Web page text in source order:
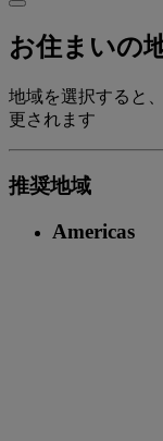
お住まいの
地域を選択すると
更されます
推奨地域
Americas